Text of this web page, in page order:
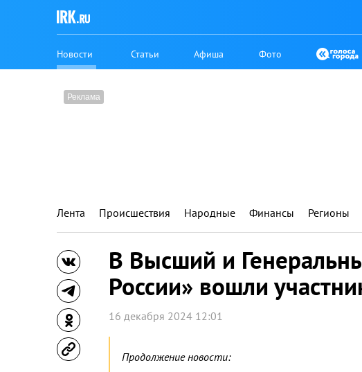
Новости Статьи Афиша Фото
Лента Происшествия Народные Финансы Регионы
В Высший и
России» вошли
16 декабря 2024 12:01
Продолжение новости: